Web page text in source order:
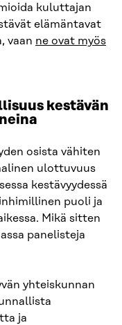
kuluttajan
elämäntavat
vaan ne ovat myös
kestävän
osista vähiten
ulottuvuus
kestävyydessä
puoli ja
Mikä sitten
panelisteja
yhteiskunnan
ja